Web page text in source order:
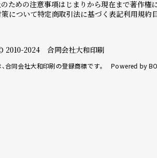
ための注意事項はじまりから現在まで著作権
について特定商取引法に基づく表記利用規約
2024 合同会社大和印刷
、合同会社大和印刷の登録商標です。 Powered by